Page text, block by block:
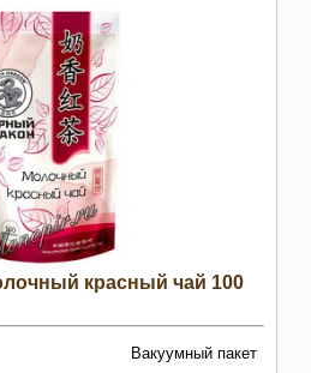
красный чай 100
Вакуумный пакет